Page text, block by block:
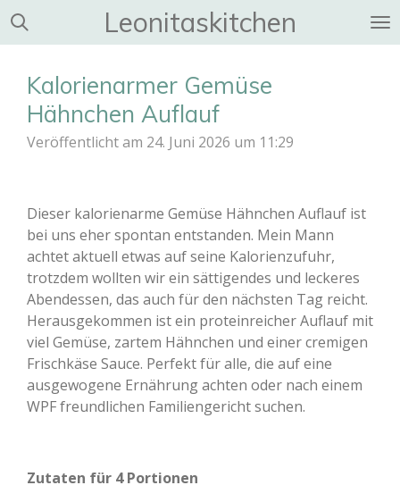
Zum
Leonitaskitchen
Kalorienarmer Gemüse
Hähnchen Auflauf
Veröffentlicht am 24. Juni 2026 um 11:29
Dieser kalorienarme Gemüse Hähnchen Auflauf ist
bei uns eher spontan entstanden. Mein Mann
achtet aktuell etwas auf seine Kalorienzufuhr,
trotzdem wollten wir ein sättigendes und leckeres
Abendessen, das auch für den nächsten Tag reicht.
Herausgekommen ist ein proteinreicher Auflauf mit
viel Gemüse, zartem Hähnchen und einer cremigen
Frischkäse Sauce. Perfekt für alle, die auf eine
ausgewogene Ernährung achten oder nach einem
WPF freundlichen Familiengericht suchen.
Zutaten für 4 Portionen